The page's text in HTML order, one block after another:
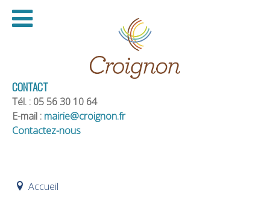
CONTACT
Tél. : 05 56 30 10 64
E-mail : mairie@croignon.fr
Contactez-nous
Accueil